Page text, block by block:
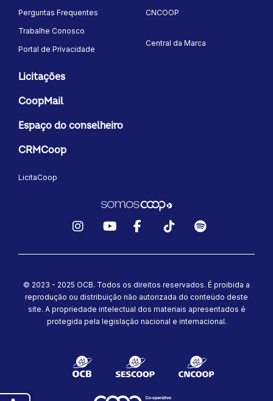
Perguntas Frequentes
Trabalhe Conosco
Portal de Privacidade
CNCOOP
Central da Marca
Licitações
CoopMail
Espaço do conselheiro
CRMCoop
LicitaCoop
© 2023 - 2025 OCB. Todos os direitos reservados. É proibida a
reprodução ou distribuição não autorizada do conteúdo deste
site. A propriedade intelectual dos materiais apresentados é
protegida pela legislação nacional e internacional.